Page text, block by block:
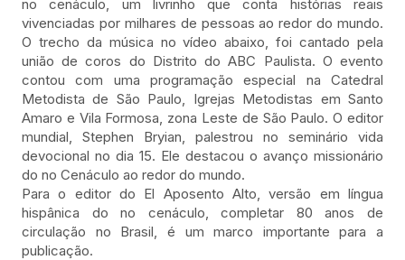
no cenáculo, um livrinho que conta histórias reais
vivenciadas por milhares de pessoas ao redor do mundo.
O trecho da música no vídeo abaixo, foi cantado pela
união de coros do Distrito do ABC Paulista. O evento
contou com uma programação especial na Catedral
Metodista de São Paulo, Igrejas Metodistas em Santo
Amaro e Vila Formosa, zona Leste de São Paulo. O editor
mundial, Stephen Bryian, palestrou no seminário vida
devocional no dia 15. Ele destacou o avanço missionário
do no Cenáculo ao redor do mundo.
Para o editor do El Aposento Alto, versão em língua
hispânica do no cenáculo, completar 80 anos de
circulação no Brasil, é um marco importante para a
publicação.